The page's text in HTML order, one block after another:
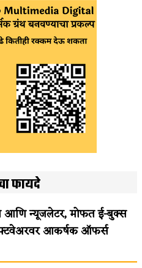
फायदे
आणि न्यूजलेटर, मोफत ई-बुक्स
आकर्षक ऑफर्स